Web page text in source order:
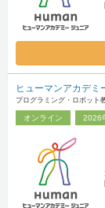
ヒューマンアカデミ
プログラミング・ロボット
オンライン 2026